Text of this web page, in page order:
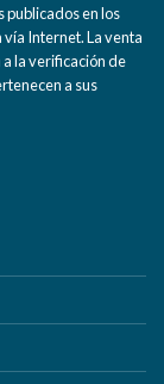
publicados en los
Internet. La venta
la verificación de
a sus